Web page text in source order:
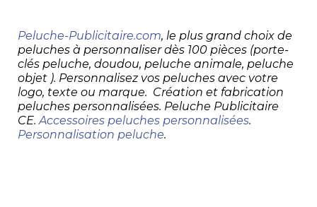
Peluche-Publicitaire.com, le plus grand choix de
peluches à personnaliser dès 100 pièces (porte-
clés peluche, doudou, peluche animale, peluche
objet ). Personnalisez vos peluches avec votre
logo, texte ou marque. Création et fabrication
peluches personnalisées. Peluche Publicitaire
CE. Accessoires peluches personnalisées.
Personnalisation peluche.